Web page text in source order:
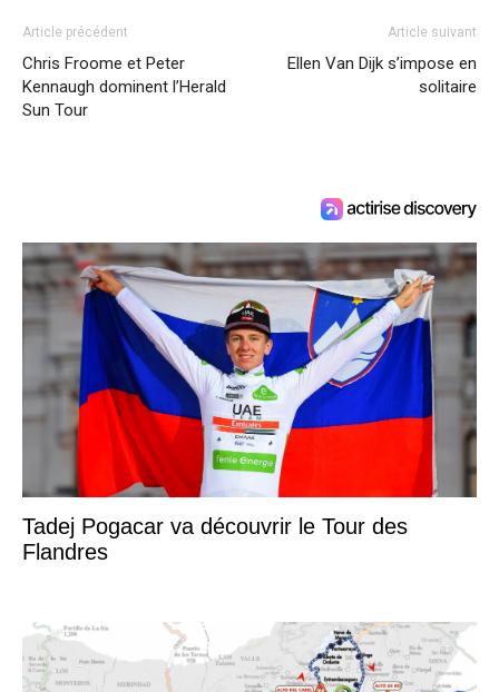
Article précédent
Chris Froome et Peter
Kennaugh dominent l’Herald
Sun Tour
Article suivant
Ellen Van Dijk s’impose en
solitaire
Tadej Pogacar va découvrir le Tour des
Flandres